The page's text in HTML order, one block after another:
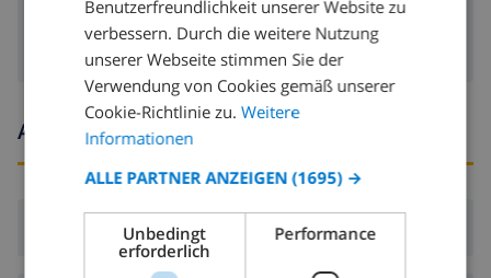
Ankunfts- und abfahrtszeiten
Ankunft: Ab 16:00 vor 19:00
SPANISH
GERMAN
ITALIAN
NORWEGIAN
Benutzerfreundlichkeit unserer Website zu
verbessern. Durch die weitere Nutzung
unserer Webseite stimmen Sie der
Verwendung von Cookies gemäß unserer
Cookie-Richtlinie zu. Weitere
Informationen
ALLE PARTNER ANZEIGEN (1695) →
Unbedingt
erforderlich
Performance